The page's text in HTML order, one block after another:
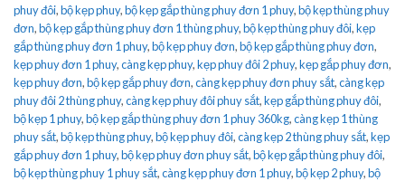
phuy đôi,bộ kẹp phuy,bộ kẹp gắp thùng phuy đơn 1 phuy,bộ kẹp thùng phuy
đơn,bộ kẹp gắp thùng phuy đơn 1 thùng phuy,bộ kẹp thùng phuy đôi,kẹp
gắp thùng phuy đơn 1 phuy,bộ kẹp phuy đơn,bộ kẹp gắp thùng phuy đơn,
kẹp phuy đơn 1 phuy,càng kẹp phuy,kẹp phuy đôi 2 phuy,kẹp gắp phuy đơn,
kẹp phuy đơn,bộ kẹp gắp phuy đơn,càng kẹp phuy đơn phuy sắt,càng kẹp
phuy đôi 2 thùng phuy,càng kẹp phuy đôi phuy sắt,kẹp gắp thùng phuy đôi,
bộ kẹp 1 phuy,bộ kẹp gắp thùng phuy đơn 1 phuy 360kg,càng kẹp 1 thùng
phuy sắt,bộ kẹp thùng phuy,bộ kẹp phuy đôi,càng kẹp 2 thùng phuy sắt,kẹp
gắp phuy đơn 1 phuy,bộ kẹp phuy đơn phuy sắt,bộ kẹp gắp thùng phuy đôi,
bộ kẹp thùng phuy 1 phuy sắt,càng kẹp phuy đơn 1 phuy,bộ kẹp 2 phuy,bộ